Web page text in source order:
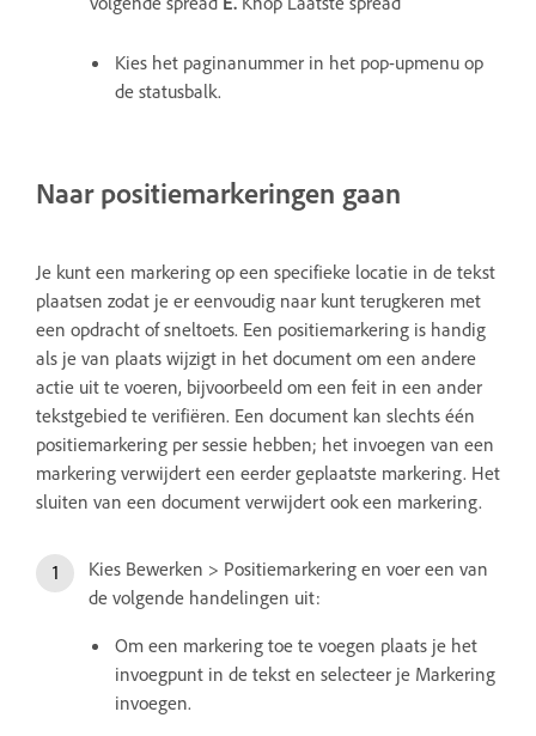
Kies het paginanummer in het pop-upmenu op
de statusbalk.
Naar positiemarkeringen gaan
Je kunt een markering op een specifieke locatie in de tekst
plaatsen zodat je er eenvoudig naar kunt terugkeren met
een opdracht of sneltoets. Een positiemarkering is handig
als je van plaats wijzigt in het document om een andere
actie uit te voeren, bijvoorbeeld om een feit in een ander
tekstgebied te verifiëren. Een document kan slechts één
positiemarkering per sessie hebben; het invoegen van een
markering verwijdert een eerder geplaatste markering. Het
sluiten van een document verwijdert ook een markering.
Kies Bewerken > Positiemarkering en voer een van
de volgende handelingen uit:
Om een markering toe te voegen plaats je het
invoegpunt in de tekst en selecteer je Markering
invoegen.